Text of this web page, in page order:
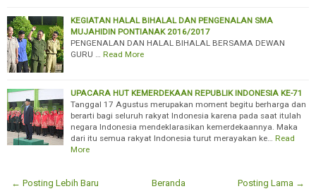
KEGIATAN HALAL BIHALAL DAN PENGENALAN SMA
MUJAHIDIN PONTIANAK 2016/2017
PENGENALAN DAN HALAL BIHALAL BERSAMA DEWAN
GURU … Read More
UPACARA HUT KEMERDEKAAN REPUBLIK INDONESIA KE-71
Tanggal 17 Agustus merupakan moment begitu berharga dan
berarti bagi seluruh rakyat Indonesia karena pada saat itulah
negara Indonesia mendeklarasikan kemerdekaannya. Maka
dari itu semua rakyat Indonesia turut merayakan ke… Read
More
← Posting Lebih Baru Posting Lama →
Beranda